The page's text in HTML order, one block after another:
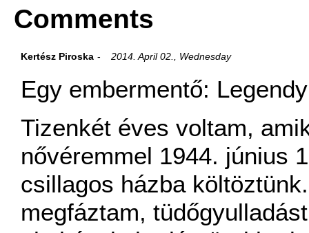
Comments
Kertész Piroska 2014. April 02., Wednesday
Egy embermentő:
Tizenkét éves voltam,
nővéremmel 1944. június
csillagos házba
megfáztam,